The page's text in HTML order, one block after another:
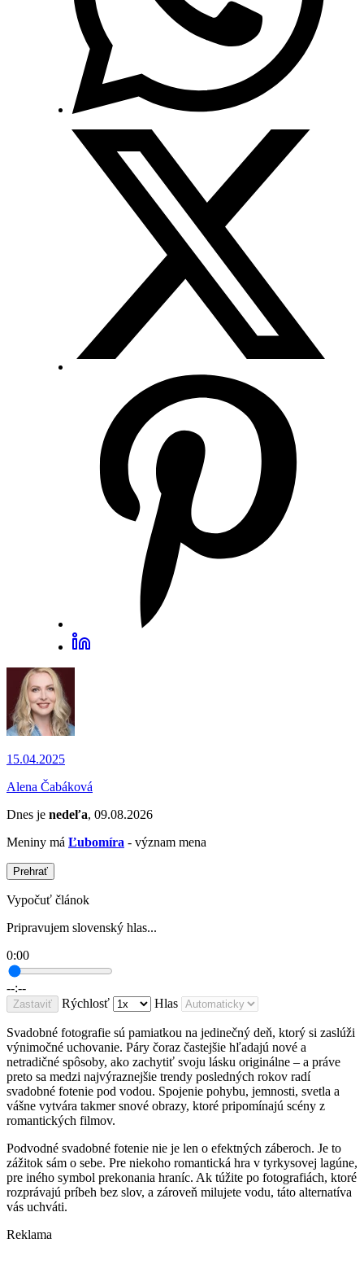
15.04.2025
Alena Čabáková
Dnes je nedeľa, 09.08.2026
Meniny má Ľubomíra - význam mena
Prehrať
Vypočuť článok
Pripravujem slovenský hlas...
0:00
--:--
Zastaviť Rýchlosť Hlas
Svadobné fotografie sú pamiatkou na jedinečný deň, ktorý si zaslúži
výnimočné uchovanie. Páry čoraz častejšie hľadajú nové a
netradičné spôsoby, ako zachytiť svoju lásku originálne – a práve
preto sa medzi najvýraznejšie trendy posledných rokov radí
svadobné fotenie pod vodou. Spojenie pohybu, jemnosti, svetla a
vášne vytvára takmer snové obrazy, ktoré pripomínajú scény z
romantických filmov.
Podvodné svadobné fotenie nie je len o efektných záberoch. Je to
zážitok sám o sebe. Pre niekoho romantická hra v tyrkysovej lagúne,
pre iného symbol prekonania hraníc. Ak túžite po fotografiách, ktoré
rozprávajú príbeh bez slov, a zároveň milujete vodu, táto alternatíva
vás uchváti.
Reklama